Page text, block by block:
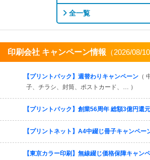
全一覧
印刷会社 キャンペーン情報 （2026/08/
【プリントパック】週替わりキャンペーン （
子、チラシ、封筒、ポストカード、… ）
【プリントパック】創業56周年 総額3億円還
【プリントネット】A4中綴じ冊子キャンペー
【東京カラー印刷】無線綴じ価格保障キャン